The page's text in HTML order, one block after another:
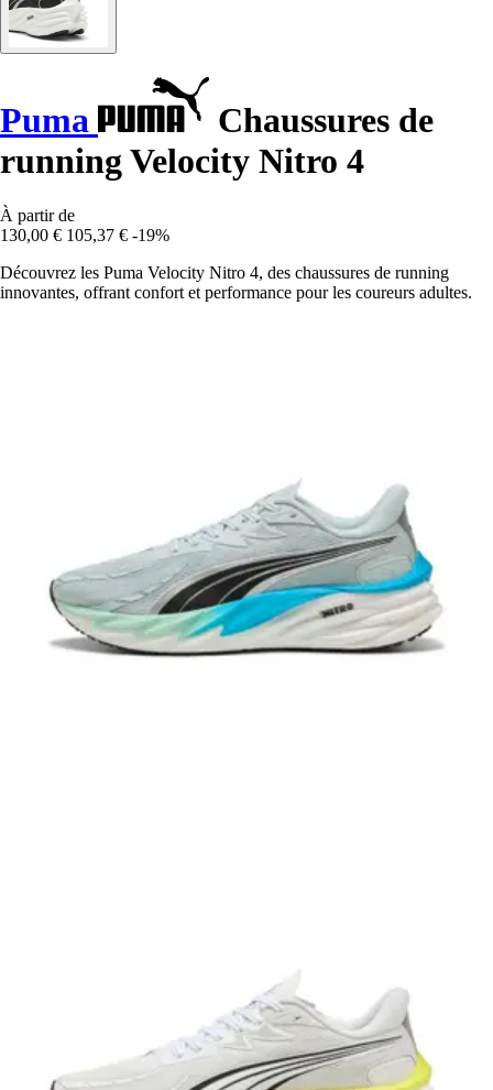
Puma
Chaussures de
running Velocity Nitro 4
À partir de
130,00 € 105,37 € -19%
Découvrez les Puma Velocity Nitro 4, des chaussures de running
innovantes, offrant confort et performance pour les coureurs adultes.